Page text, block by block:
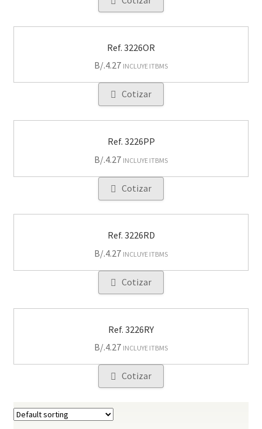
Ref. 3226OR
B/.4.27 INCLUYE ITBMS
Cotizar
Ref. 3226PP
B/.4.27 INCLUYE ITBMS
Cotizar
Ref. 3226RD
B/.4.27 INCLUYE ITBMS
Cotizar
Ref. 3226RY
B/.4.27 INCLUYE ITBMS
Cotizar